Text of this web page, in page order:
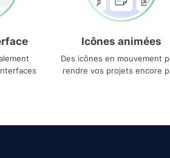
Icônes animées
Des icônes en mouvement
rendre vos projets encore